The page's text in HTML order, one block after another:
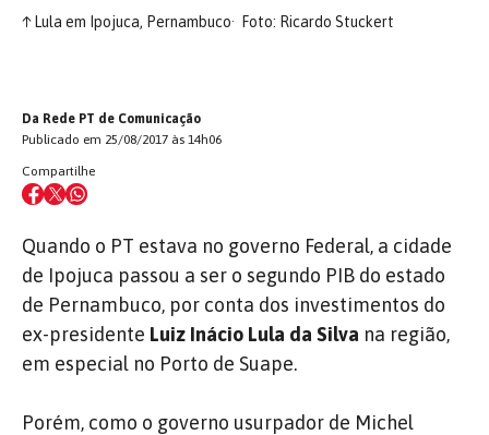
↑Lula em Ipojuca, Pernambuco Foto: Ricardo Stuckert
Da Rede PT de Comunicação
Publicado em 25/08/2017 às 14h06
Compartilhe
Quando o PT estava no governo Federal, a cidade
de Ipojuca passou a ser o segundo PIB do estado
de Pernambuco, por conta dos investimentos do
ex-presidente Luiz Inácio Lula da Silva na região,
em especial no Porto de Suape.
Porém, como o governo usurpador de Michel